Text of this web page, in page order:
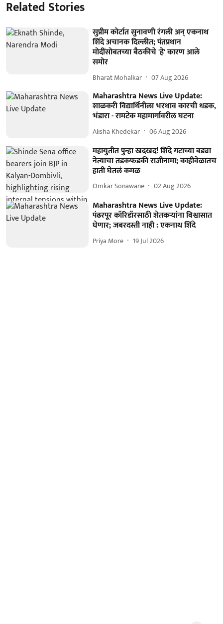
Related Stories
सुप्रीम कोर्टात सुनावणी रंगली अन् एकनाथ
शिंदे अचानक दिल्लीत; पंतप्रधान
मोदींसोबतच्या बैठकीचे 'हे' कारण आले
समोर
Bharat Mohalkar 07 Aug 2026
Maharashtra News Live Update:
शाळकरी विद्यार्थिनीला भरधाव कारची धडक,
भंडारा - रामटेक महामार्गावरील घटना
Alisha Khedekar 06 Aug 2026
महायुतीत पुन्हा खदखद! शिंदे गटाच्या बड्या
नेत्याचा तडकफडकी राजीनामा; काहीवेळातच
हाती घेतलं कमळ
Omkar Sonawane 02 Aug 2026
Maharashtra News Live Update:
पंढरपूर कॉरिडॉरसाठी शेतकऱ्यांना विश्वासात
घेणार; जबरदस्ती नाही : एकनाथ शिंदे
Priya More 19 Jul 2026